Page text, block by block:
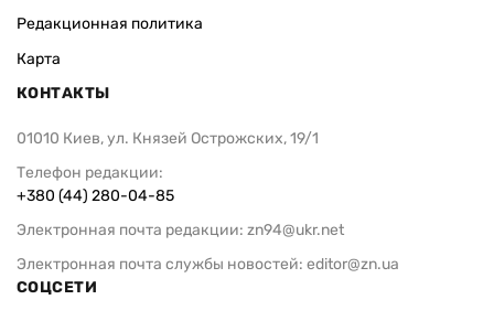
Редакционная политика
Карта
КОНТАКТЫ
01010 Киев, ул. Князей Острожских, 19/1
Телефон редакции:
+380 (44) 280-04-85
Электронная почта редакции: zn94@ukr.net
Электронная почта службы новостей: editor@zn.ua
СОЦСЕТИ